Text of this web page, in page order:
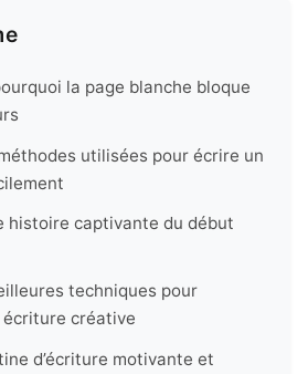
la page blanche bloque
utilisées pour écrire un
histoire captivante du début
techniques pour
créative
d’écriture motivante et